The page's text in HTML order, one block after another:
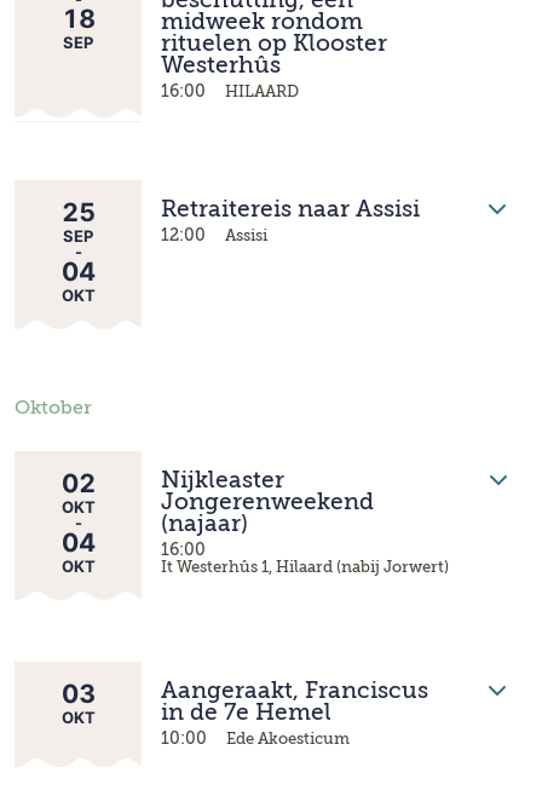
18
SEP
midweek rondom
rituelen op Klooster
Westerhûs
16:00 HILAARD
25
SEP
-
04
OKT
Retraitereis naar Assisi
12:00 Assisi
Oktober
02
OKT
-
04
OKT
Nijkleaster
Jongerenweekend
(najaar)
16:00
It Westerhûs 1, Hilaard (nabij Jorwert)
03
OKT
Aangeraakt, Franciscus
in de 7e Hemel
10:00 Ede Akoesticum